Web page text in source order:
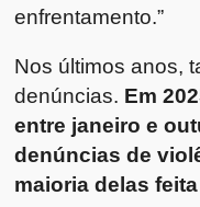
enfrentamento.”
Nos últimos anos,
denúncias. Em
entre janeiro e
denúncias de
maioria delas